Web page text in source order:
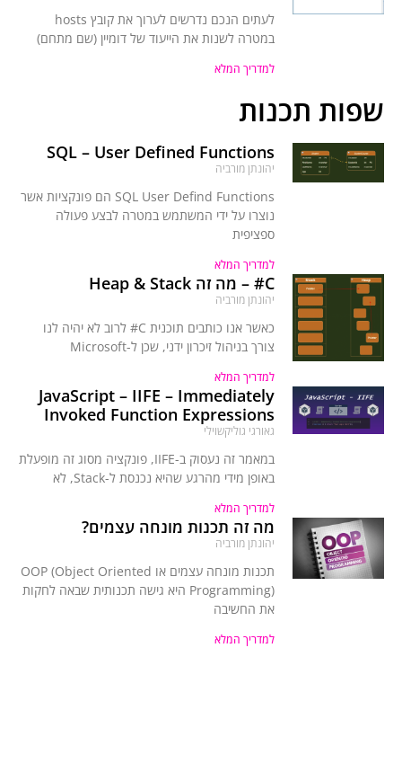
לעתים הנכם נדרשים לערוך את קובץ hosts
במטרה לשנות את הייעוד של דומיין (שם מתחם)
למדריך המלא
שפות תכנות
SQL – User Defined Functions
יהונתן מורביה
SQL User Defind Functions הם פונקציות אשר
נוצרו על ידי המשתמש במטרה לבצע פעולה
ספציפית
למדריך המלא
C# – מה זה Heap & Stack
יהונתן מורביה
כאשר אנו כותבים תוכנית C# לרוב לא יהיה לנו
צורך בניהול זיכרון ידני, שכן ל-Microsoft
למדריך המלא
JavaScript – IIFE – Immediately
Invoked Function Expressions
גאורגי גוליקשוילי
במאמר זה נעסוק ב-IIFE, פונקציה מסוג זה מופעלת
באופן מידי מהרגע שהיא נכנסת ל-Stack, לא
למדריך המלא
מה זה תכנות מונחה עצמים?
יהונתן מורביה
תכנות מונחה עצמים או OOP (Object Oriented
Programming) היא גישה תכנותית שבאה לחקות
את החשיבה
למדריך המלא